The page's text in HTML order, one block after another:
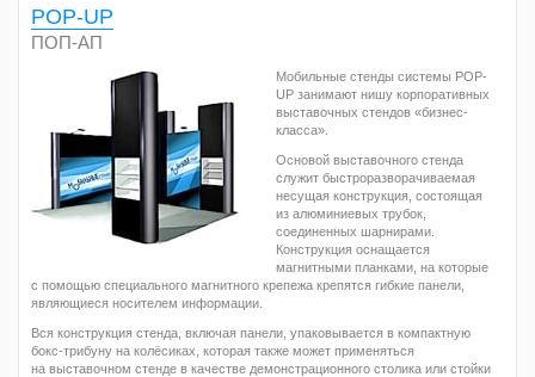
POP-UP
ПОП-АП
Мобильные стенды системы POP-
UP занимают нишу корпоративных
выставочных стендов «бизнес-
класса».
Основой выставочного стенда
служит быстроразворачиваемая
несущая конструкция, состоящая
из алюминиевых трубок,
соединенных шарнирами.
Конструкция оснащается
магнитными планками, на которые
с помощью специального магнитного крепежа крепятся гибкие панели,
являющиеся носителем информации.
Вся конструкция стенда, включая панели, упаковывается в компактную
бокс-трибуну на колёсиках, которая также может применяться
на выставочном стенде в качестве демонстрационного столика или стойки